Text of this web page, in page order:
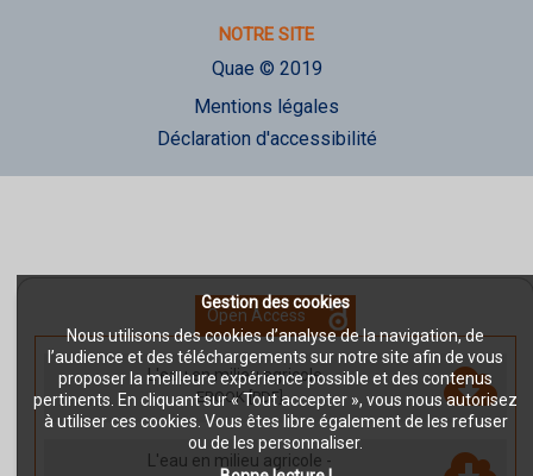
Gestion des cookies
Nous utilisons des cookies d’analyse de la navigation, de
l’audience et des téléchargements sur notre site afin de vous
proposer la meilleure expérience possible et des contenus
pertinents. En cliquant sur « Tout accepter », vous nous autorisez
à utiliser ces cookies. Vous êtes libre également de les refuser
ou de les personnaliser.
Open Access
L'eau en milieu agricole-
EBOOK [PDF]
L'eau en milieu agricole -
NOTRE SITE
Quae © 2019
Mentions légales
Déclaration d'accessibilité